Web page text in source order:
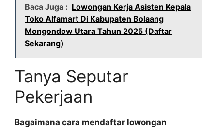
Baca Juga : Lowongan Kerja Asisten Kepala
Toko Alfamart Di Kabupaten Bolaang
Mongondow Utara Tahun 2025 (Daftar
Sekarang)
Tanya Seputar
Pekerjaan
Bagaimana cara mendaftar lowongan